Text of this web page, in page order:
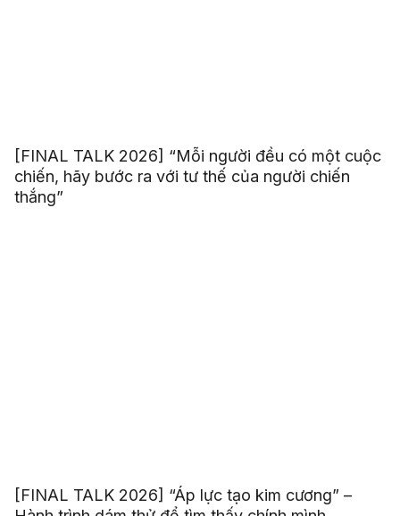
[FINAL TALK 2026] “Mỗi người đều có một cuộc
chiến, hãy bước ra với tư thế của người chiến
thắng”
[FINAL TALK 2026] “Áp lực tạo kim cương” –